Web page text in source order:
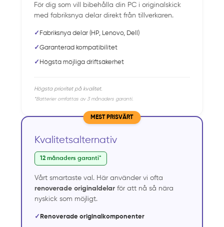
För dig som vill bibehålla din PC i originalskick
med fabriksnya delar direkt från tillverkaren.
✓ Fabriksnya delar (HP, Lenovo, Dell)
✓Garanterad kompatibilitet
✓ Högsta möjliga driftsäkerhet
Högsta prioritet på kvalitet.
*Batterier omfattas av 3 månaders garanti.
MEST PRISVÄRT
Kvalitetsalternativ
12 månaders garanti*
Vårt smartaste val. Här använder vi ofta
renoverade originaldelar för att nå så nära
nyskick som möjligt.
✓ Renoverade originalkomponenter